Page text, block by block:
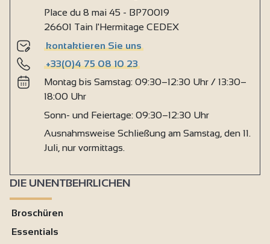
Place du 8 mai 45 - BP70019
26601 Tain l'Hermitage CEDEX
kontaktieren Sie uns
+33(0)4 75 08 10 23
Montag bis Samstag: 09:30–12:30 Uhr / 13:30–
18:00 Uhr
Sonn- und Feiertage: 09:30–12:30 Uhr
Ausnahmsweise Schließung am Samstag, den 11.
Juli, nur vormittags.
DIE UNENTBEHRLICHEN
Broschüren
Essentials